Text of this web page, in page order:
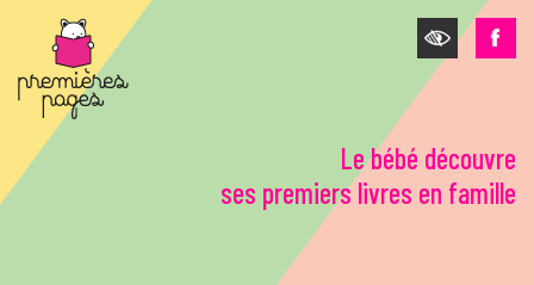
Aller au contenu principal
Le bébé découvre
ses premiers livres en famille